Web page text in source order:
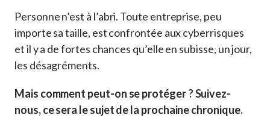
Personne n’est à l’abri. Toute entreprise, peu
importe sa taille, est confrontée aux cyberrisques
et il y a de fortes chances qu’elle en subisse, un jour,
les désagréments.
Mais comment peut-on se protéger ? Suivez-
nous, ce sera le sujet de la prochaine chronique.